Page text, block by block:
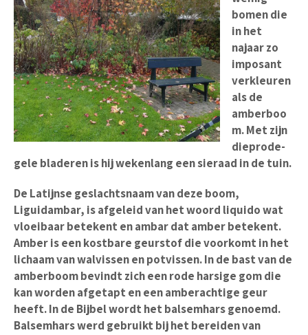
bomen die
in het
najaar zo
imposant
verkleuren
als de
amberboo
m. Met zijn
dieprode-
gele bladeren is hij wekenlang een sieraad in de tuin.
De Latijnse geslachtsnaam van deze boom,
Liguidambar, is afgeleid van het woord liquido wat
vloeibaar betekent en ambar dat amber betekent.
Amber is een kostbare geurstof die voorkomt in het
lichaam van walvissen en potvissen. In de bast van de
amberboom bevindt zich een rode harsige gom die
kan worden afgetapt en een amberachtige geur
heeft. In de Bijbel wordt het balsemhars genoemd.
Balsemhars werd gebruikt bij het bereiden van